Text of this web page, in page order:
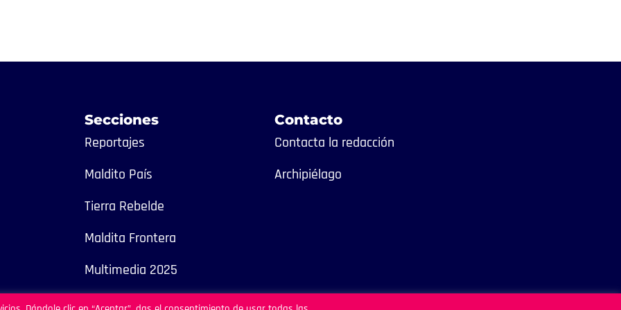
Secciones
Reportajes
Maldito País
Tierra Rebelde
Maldita Frontera
Multimedia 2025
Contacto
Contacta la redacción
Archipiélago